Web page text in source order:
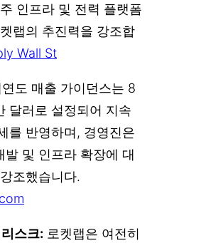
인프라 및 전력 플랫폼
랩의 추진력을 강조합
Wall St
도 매출 가이던스는 8
달러로 설정되어 지속
를 반영하며, 경영진은
발 및 인프라 확장에 대
조했습니다.
스크: 로켓랩은 여전히